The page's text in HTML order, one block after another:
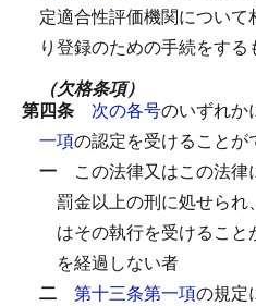
定適合性評価機関について
り登録のための手続をする
（欠格条項）
第四条 次の各号のいずれか
一項の認定を受けることが
一 この法律又はこの法律
罰金以上の刑に処せられ
はその執行を受けるこ
を経過しない者
二 第十三条第一項の規定